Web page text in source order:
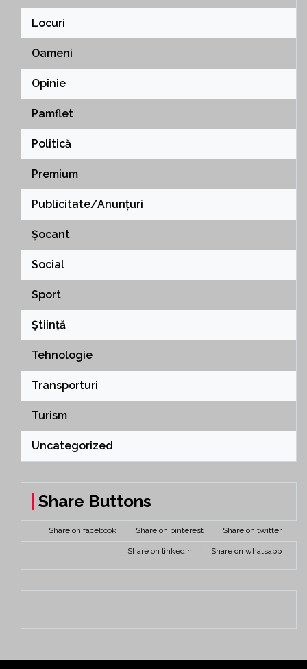
Locuri
Oameni
Opinie
Pamflet
Politică
Premium
Publicitate/Anunțuri
Șocant
Social
Sport
Știință
Tehnologie
Transporturi
Turism
Uncategorized
Share Buttons